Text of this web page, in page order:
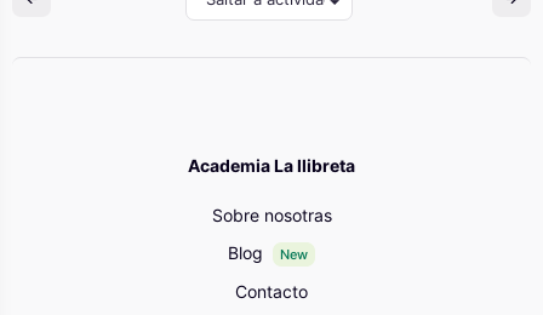
Academia La llibreta
Sobre nosotras
Blog
New
Contacto